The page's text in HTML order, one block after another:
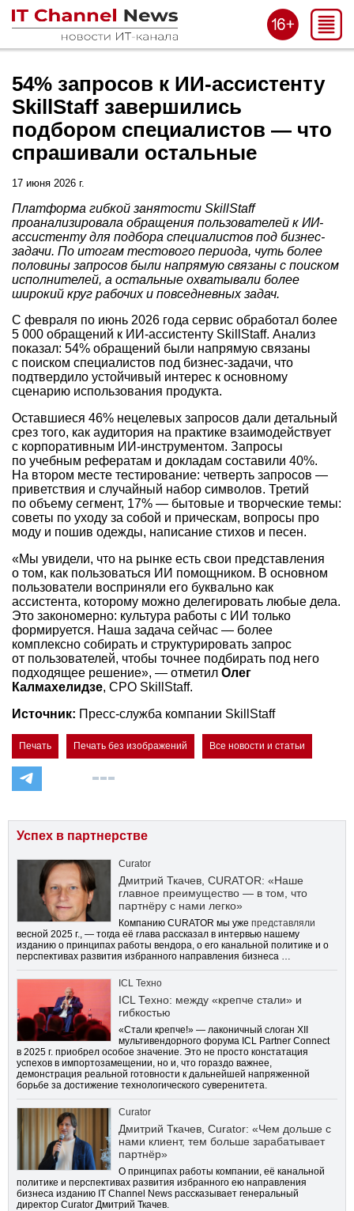
54% запросов к ИИ-ассистенту
SkillStaff завершились
подбором специалистов — что
спрашивали остальные
17 июня 2026 г.
Платформа гибкой занятости SkillStaff
проанализировала обращения пользователей к ИИ-
ассистенту для подбора специалистов под бизнес-
задачи. По итогам тестового периода, чуть более
половины запросов были напрямую связаны с поиском
исполнителей, а остальные охватывали более
широкий круг рабочих и повседневных задач.
С февраля по июнь 2026 года сервис обработал более
5 000 обращений к ИИ-ассистенту SkillStaff. Анализ
показал: 54% обращений были напрямую связаны
с поиском специалистов под бизнес-задачи, что
подтвердило устойчивый интерес к основному
сценарию использования продукта.
Оставшиеся 46% нецелевых запросов дали детальный
срез того, как аудитория на практике взаимодействует
с корпоративным ИИ-инструментом. Запросы
по учебным рефератам и докладам составили 40%.
На втором месте тестирование: четверть запросов —
приветствия и случайный набор символов. Третий
по объему сегмент, 17% — бытовые и творческие темы:
советы по уходу за собой и прическам, вопросы про
моду и пошив одежды, написание стихов и песен.
«Мы увидели, что на рынке есть свои представления
о том, как пользоваться ИИ помощником. В основном
пользователи восприняли его буквально как
ассистента, которому можно делегировать любые дела.
Это закономерно: культура работы с ИИ только
формируется. Наша задача сейчас — более
комплексно собирать и структурировать запрос
от пользователей, чтобы точнее подбирать под него
подходящее решение», — отметил Олег
Калмахелидзе, CPO SkillStaff.
Источник: Пресс-служба компании SkillStaff
Печать Печать без изображений Все новости и статьи
Успех в партнерстве
Curator
Дмитрий Ткачев, CURATOR: «Наше
главное преимущество — в том, что
партнёру с нами легко»
Компанию CURATOR мы уже представляли
весной 2025 г., — тогда её глава рассказал в интервью нашему
изданию о принципах работы вендора, о его канальной политике и о
перспективах развития избранного направления бизнеса …
ICL Техно
ICL Техно: между «крепче стали» и
гибкостью
«Стали крепче!» — лаконичный слоган XII
мультивендорного форума ICL Partner Connect
в 2025 г. приобрел особое значение. Это не просто констатация
успехов в импортозамещении, но и, что гораздо важнее,
демонстрация реальной готовности к дальнейшей напряженной
борьбе за достижение технологического суверенитета.
Curator
Дмитрий Ткачев, Curator: «Чем дольше с
нами клиент, тем больше зарабатывает
партнёр»
О принципах работы компании, её канальной
политике и перспективах развития избранного ею направления
бизнеса изданию IT Channel News рассказывает генеральный
директор Curator Дмитрий Ткачев.